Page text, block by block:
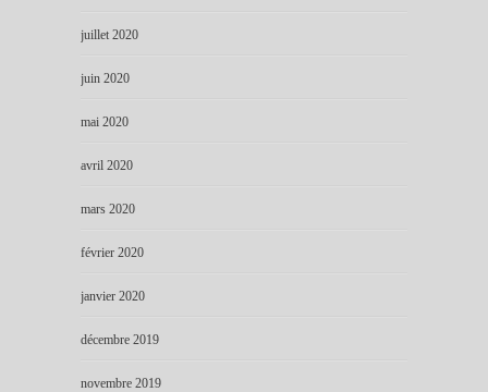
juillet 2020
juin 2020
mai 2020
avril 2020
mars 2020
février 2020
janvier 2020
décembre 2019
novembre 2019